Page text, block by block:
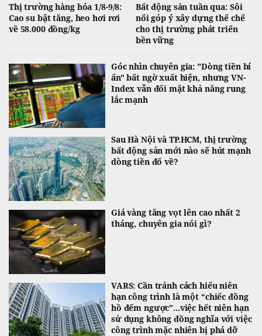
Thị trường hàng hóa 1/8-9/8:
Cao su bật tăng, heo hơi rơi
về 58.000 đồng/kg
Bất động sản tuần qua: Sôi
nổi góp ý xây dựng thể chế
cho thị trường phát triển
bền vững
Góc nhìn chuyên gia: "Dòng tiền bí
ẩn" bất ngờ xuất hiện, nhưng VN-
Index vẫn đối mặt khả năng rung
lắc mạnh
Sau Hà Nội và TP.HCM, thị trường
bất động sản mới nào sẽ hút mạnh
dòng tiền đổ về?
Giá vàng tăng vọt lên cao nhất 2
tháng, chuyên gia nói gì?
VARS: Cần tránh cách hiểu niên
hạn công trình là một “chiếc đồng
hồ đếm ngược”...việc hết niên hạn
sử dụng không đồng nghĩa với việc
công trình mặc nhiên bị phá dỡ